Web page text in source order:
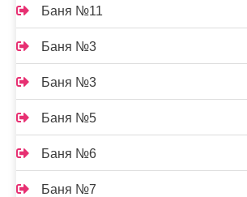
Баня №11
Баня №3
Баня №3
Баня №5
Баня №6
Баня №7